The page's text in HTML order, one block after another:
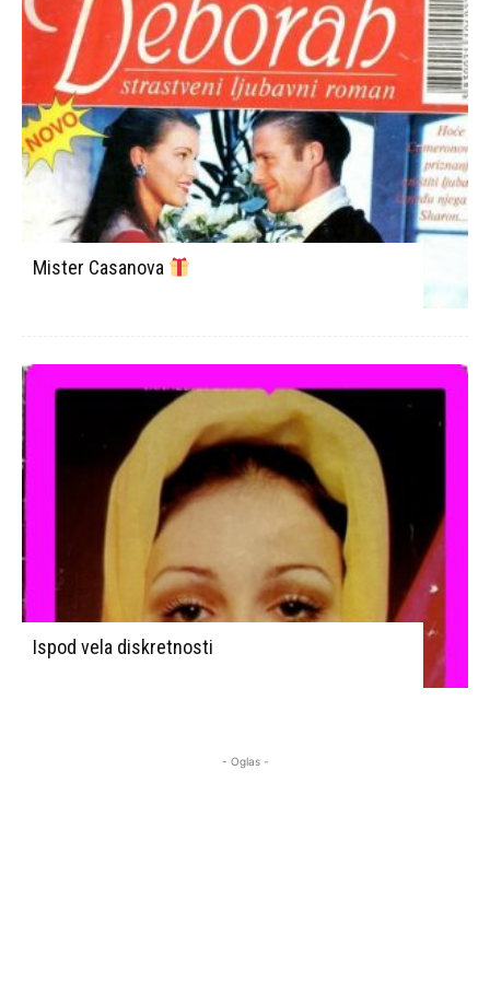
Mister Casanova
Ispod vela diskretnosti
- Oglas -